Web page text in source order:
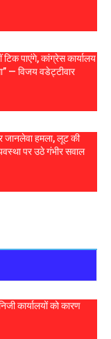
टिक पाएंगे, कांग्रेस कार्यालय
— विजय वडेट्टीवार
जानलेवा हमला, लूट की
पर उठे गंभीर सवाल
कार्यालयों को कारण